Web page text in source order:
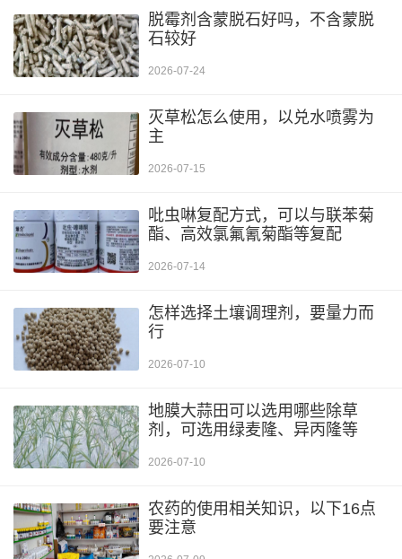
脱霉剂含蒙脱石好吗，不含蒙脱
石较好
2026-07-24
灭草松怎么使用，以兑水喷雾为
主
2026-07-15
吡虫啉复配方式，可以与联苯菊
酯、高效氯氟氰菊酯等复配
2026-07-14
怎样选择土壤调理剂，要量力而
行
2026-07-10
地膜大蒜田可以选用哪些除草
剂，可选用绿麦隆、异丙隆等
2026-07-10
农药的使用相关知识，以下16点
要注意